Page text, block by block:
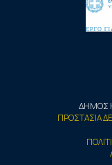
ΔΗΜΟΣ
ΠΡΟΣΤΑΣΙΑ